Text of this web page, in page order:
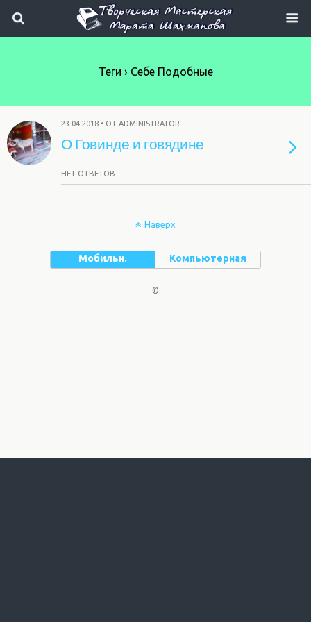
Теги › Себе Подобные
23.04.2018 • ОТ ADMINISTRATOR
О Говинде и говядине
НЕТ ОТВЕТОВ
Наверх
Мобильн. Компьютерная
©